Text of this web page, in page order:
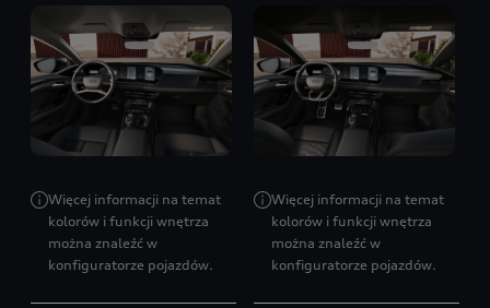
Więcej informacji na temat
kolorów i funkcji wnętrza
można znaleźć w
konfiguratorze pojazdów.
Więcej informacji na temat
kolorów i funkcji wnętrza
można znaleźć w
konfiguratorze pojazdów.